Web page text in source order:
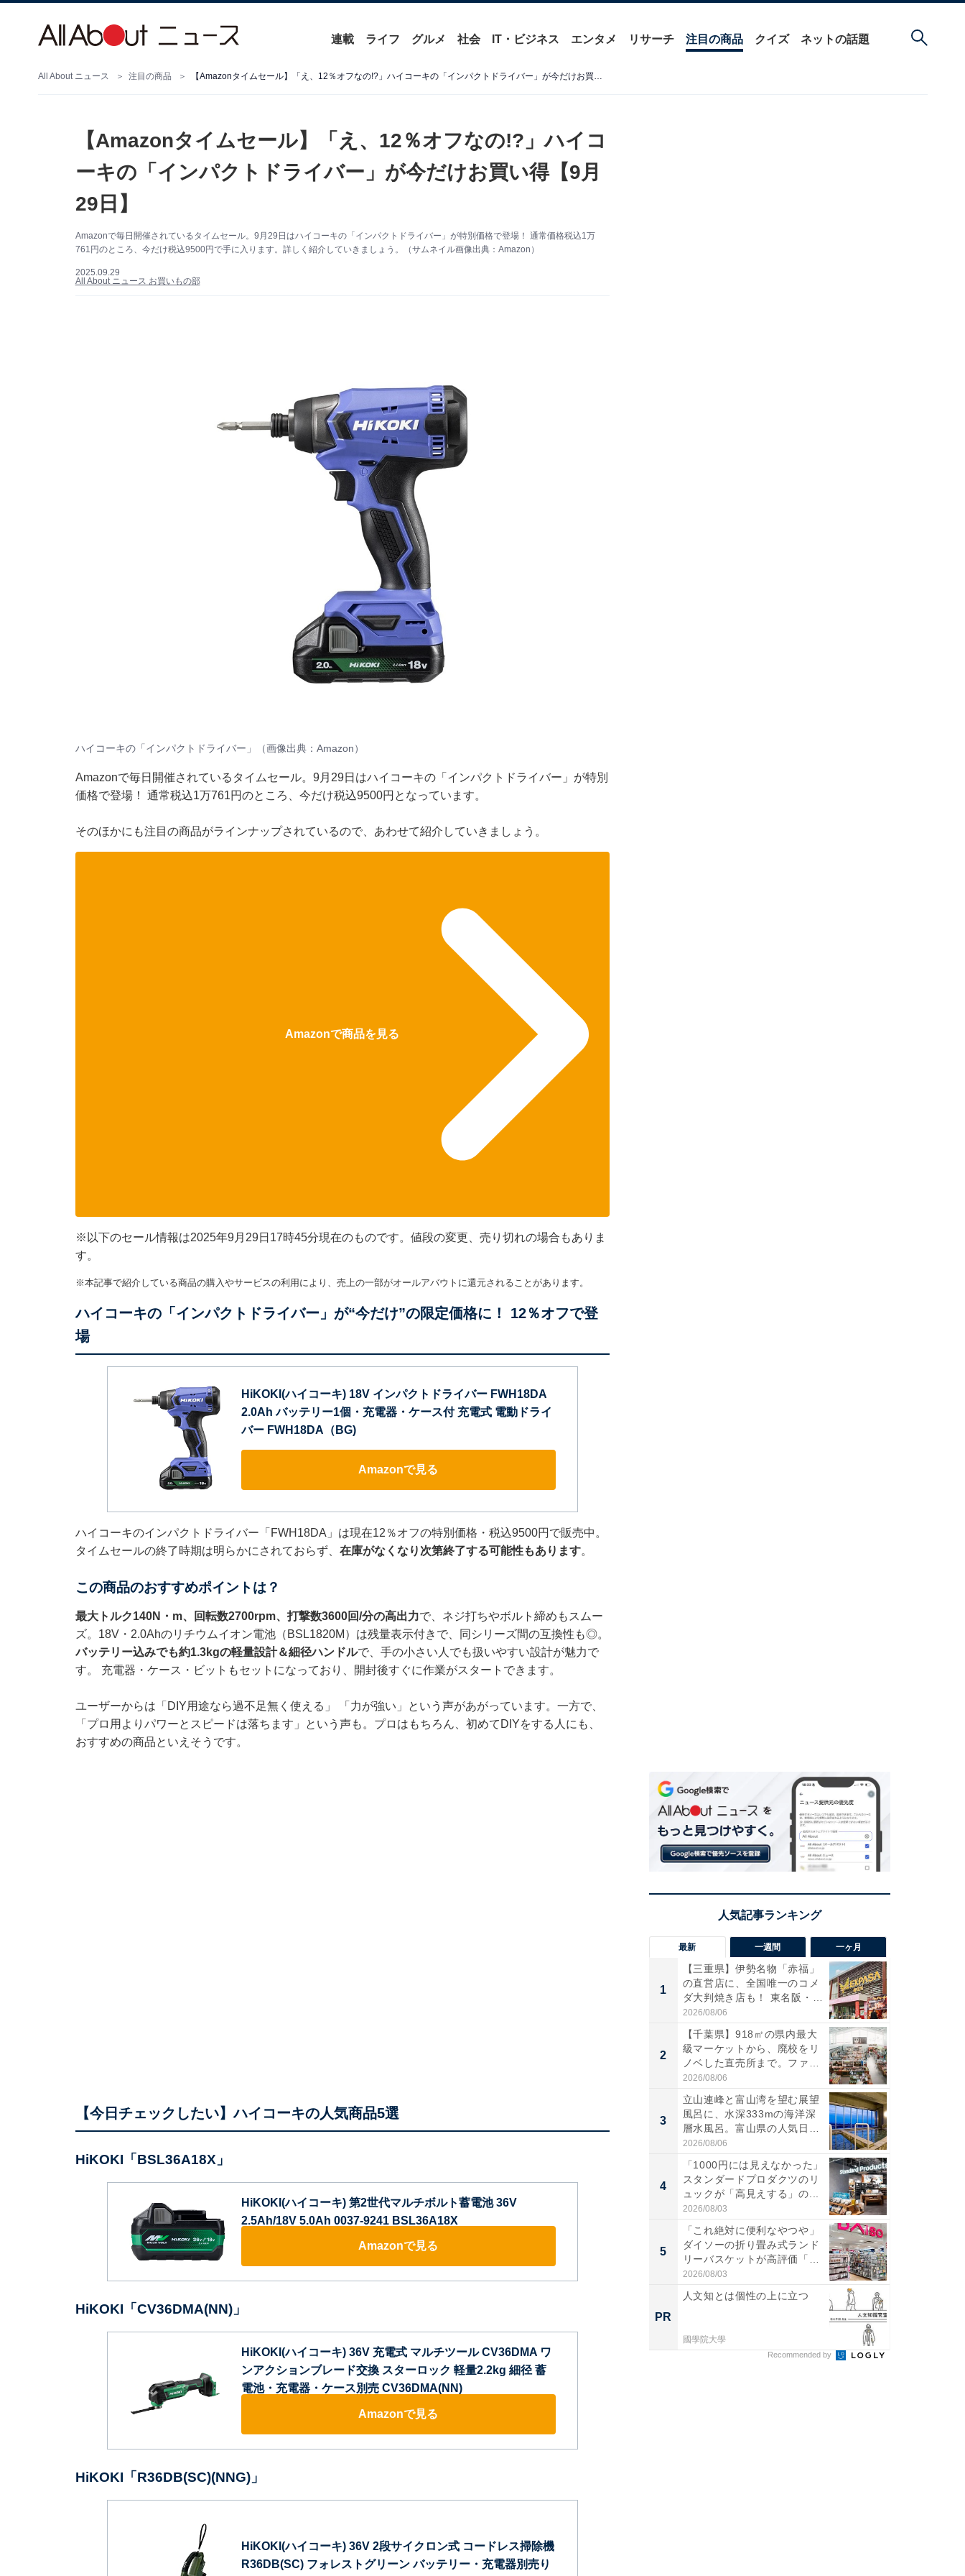
連載 ライフ グルメ 社会 IT・ビジネス エンタメ リサーチ 注目の商品 クイズ ネットの話題
All About ニュース 注目の商品 【Amazonタイムセール】「え、12％オフなの!?」ハイコーキの「インパクトドライバー」が今だけお買い得【9月29日】
【Amazonタイムセール】「え、12％オフなの!?」ハイコ
ーキの「インパクトドライバー」が今だけお買い得【9月
29日】
Amazonで毎日開催されているタイムセール。9月29日はハイコーキの「インパクトドライバー」が特別価格で登場！ 通常価格税込1万
761円のところ、今だけ税込9500円で手に入ります。詳しく紹介していきましょう。（サムネイル画像出典：Amazon）
2025.09.29
All About ニュース お買いもの部
ハイコーキの「インパクトドライバー」（画像出典：Amazon）
Amazonで毎日開催されているタイムセール。9月29日はハイコーキの「インパクトドライバー」が特別
価格で登場！ 通常税込1万761円のところ、今だけ税込9500円となっています。
そのほかにも注目の商品がラインナップされているので、あわせて紹介していきましょう。
Amazonで商品を見る
※以下のセール情報は2025年9月29日17時45分現在のものです。値段の変更、売り切れの場合もありま
す。
※本記事で紹介している商品の購入やサービスの利用により、売上の一部がオールアバウトに還元されることがあります。
ハイコーキの「インパクトドライバー」が“今だけ”の限定価格に！ 12％オフで登
場
HiKOKI(ハイコーキ) 18V インパクトドライバー FWH18DA
2.0Ah バッテリー1個・充電器・ケース付 充電式 電動ドライ
バー FWH18DA（BG)
Amazonで見る
ハイコーキのインパクトドライバー「FWH18DA」は現在12％オフの特別価格・税込9500円で販売中。
タイムセールの終了時期は明らかにされておらず、 在庫がなくなり次第終了する可能性もあります。
この商品のおすすめポイントは？
最大トルク140N・m、回転数2700rpm、打撃数3600回/分の高出力で、ネジ打ちやボルト締めもスムー
ズ。18V・2.0Ahのリチウムイオン電池（BSL1820M）は残量表示付きで、同シリーズ間の互換性も◎。
バッテリー込みでも約1.3kgの軽量設計＆細径ハンドルで、手の小さい人でも扱いやすい設計が魅力で
す。 充電器・ケース・ビットもセットになっており、開封後すぐに作業がスタートできます。
ユーザーからは「DIY用途なら過不足無く使える」 「力が強い」という声があがっています。一方で、
「プロ用よりパワーとスピードは落ちます」という声も。プロはもちろん、初めてDIYをする人にも、
おすすめの商品といえそうです。
【今日チェックしたい】ハイコーキの人気商品5選
HiKOKI「BSL36A18X」
HiKOKI(ハイコーキ) 第2世代マルチボルト蓄電池 36V
2.5Ah/18V 5.0Ah 0037-9241 BSL36A18X
Amazonで見る
HiKOKI「CV36DMA(NN)」
HiKOKI(ハイコーキ) 36V 充電式 マルチツール CV36DMA ワ
ンアクションブレード交換 スターロック 軽量2.2kg 細径 蓄
電池・充電器・ケース別売 CV36DMA(NN)
Amazonで見る
HiKOKI「R36DB(SC)(NNG)」
HiKOKI(ハイコーキ) 36V 2段サイクロン式 コードレス掃除機
R36DB(SC) フォレストグリーン バッテリー・充電器別売り
最新 一週間 一ヶ月
1
【三重県】伊勢名物「赤福」
の直営店に、全国唯一のコメ
ダ大判焼き店も！ 東名阪・
伊...
2026/08/06
2
【千葉県】918㎡の県内最大
級マーケットから、廃校をリ
ノベした直売所まで。ファ
ー...
2026/08/06
3
立山連峰と富山湾を望む展望
風呂に、水深333mの海洋深
層水風呂。富山県の人気日
帰...
2026/08/06
4
「1000円には見えなかった」
スタンダードプロダクツのリ
ュックが「高見えする」の...
2026/08/03
5
「これ絶対に便利なやつや」
ダイソーの折り畳み式ランド
リーバスケットが高評価「使
わ...
2026/08/03
PR
人文知とは個性の上に立つ
國學院大學
Recommended by